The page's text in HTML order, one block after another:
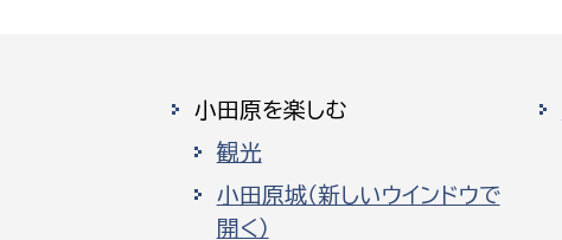
小田原を楽しむ
観光
小田原城（新しいウインドウで
開く）